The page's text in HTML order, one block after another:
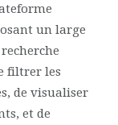
un large
filtrer les
de visualiser
et de